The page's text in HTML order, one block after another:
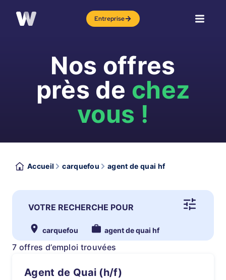
Entreprise
Nos offres
près de chez
vous !
Accueil carquefou agent de quai hf
VOTRE RECHERCHE POUR
carquefou agent de quai hf
7 offres d’emploi trouvées
Agent de Quai (h/f)